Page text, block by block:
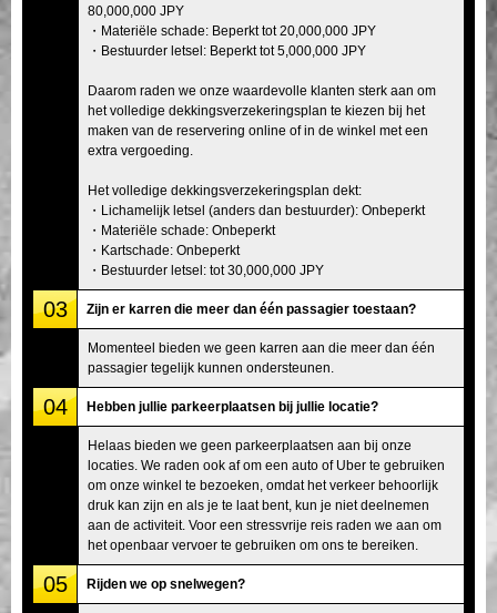
80,000,000 JPY
・Materiële schade: Beperkt tot 20,000,000 JPY
・Bestuurder letsel: Beperkt tot 5,000,000 JPY
Daarom raden we onze waardevolle klanten sterk aan om
het volledige dekkingsverzekeringsplan te kiezen bij het
maken van de reservering online of in de winkel met een
extra vergoeding.
Het volledige dekkingsverzekeringsplan dekt:
・Lichamelijk letsel (anders dan bestuurder): Onbeperkt
・Materiële schade: Onbeperkt
・Kartschade: Onbeperkt
・Bestuurder letsel: tot 30,000,000 JPY
03 Zijn er karren die meer dan één passagier toestaan?
Momenteel bieden we geen karren aan die meer dan één
passagier tegelijk kunnen ondersteunen.
04 Hebben jullie parkeerplaatsen bij jullie locatie?
Helaas bieden we geen parkeerplaatsen aan bij onze
locaties. We raden ook af om een auto of Uber te gebruiken
om onze winkel te bezoeken, omdat het verkeer behoorlijk
druk kan zijn en als je te laat bent, kun je niet deelnemen
aan de activiteit. Voor een stressvrije reis raden we aan om
het openbaar vervoer te gebruiken om ons te bereiken.
05 Rijden we op snelwegen?